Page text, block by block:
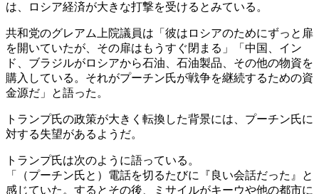
は、ロシア経済が大きな打撃を受けるとみている。
共和党のグレアム上院議員は「彼はロシアのためにずっと扉
を開いていたが、その扉はもうすぐ閉まる」「中国、イン
ド、ブラジルがロシアから石油、石油製品、その他の物資を
購入している。それがプーチン氏が戦争を継続するための資
金源だ」と語った。
トランプ氏の政策が大きく転換した背景には、プーチン氏に
対する失望があるようだ。
トランプ氏は次のように語っている。
「（プーチン氏と）電話を切るたびに『良い会話だった』と
感じていた。するとその後、ミサイルがキーウや他の都市に